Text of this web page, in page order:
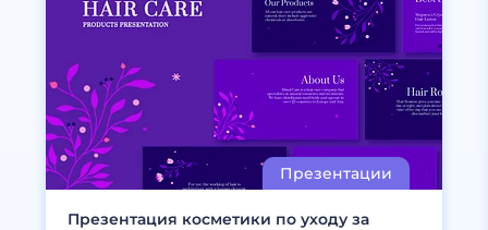
Презентация косметики по уходу за